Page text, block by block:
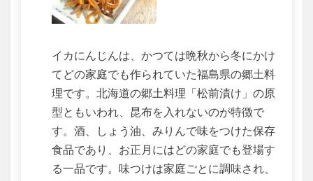
イカにんじんは、かつては晩秋から冬にかけ
てどの家庭でも作られていた福島県の郷土料
理です。北海道の郷土料理「松前漬け」の原
型ともいわれ、昆布を入れないのが特徴で
す。酒、しょう油、みりんで味をつけた保存
食品であり、お正月にはどの家庭でも登場す
る一品です。味つけは家庭ごとに調味され、